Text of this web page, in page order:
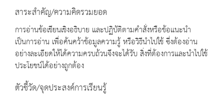
สาระสำคัญ/ความคิดรวมยอด
การอ่านข้อเขียนเชิงอธิบาย และปฏิบัติตามคำสั่งหรือข้อแนะนำ
เป็นการอ่าน เพื่อค้นคว้าข้อมูลความรู้ หรือวิธีนำไปใช้ ซึ่งต้องอ่าน
อย่างละเอียดให้ได้ความครบถ้วนจึงจะได้รับ สิ่งที่ต้องการและนำไปใช้
ประโยชน์ได้อย่างถูกต้อง
ตัวชี้วัด/จุดประสงค์การเรียนรู้